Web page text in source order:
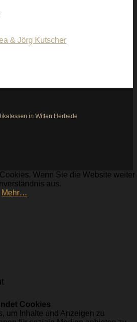
& Jörg Kutscher
in Witten Herbede
Wenn Sie die Website weiter
aus.
Mehr…
Cookies
um Inhalte und Anzeigen zu